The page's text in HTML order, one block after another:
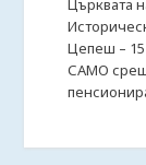
Църквата
Цепеш – 15
САМО